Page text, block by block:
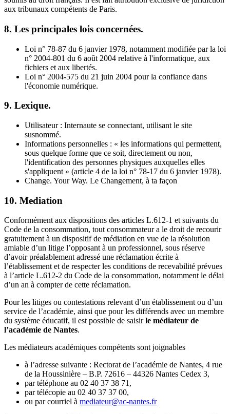
aux tribunaux compétents de Paris.
8. Les principales lois concernées.
Loi n° 78-87 du 6 janvier 1978, notamment modifiée par la loi
n° 2004-801 du 6 août 2004 relative à l'informatique, aux
fichiers et aux libertés.
Loi n° 2004-575 du 21 juin 2004 pour la confiance dans
l'économie numérique.
9. Lexique.
Utilisateur : Internaute se connectant, utilisant le site
susnommé.
Informations personnelles : « les informations qui permettent,
sous quelque forme que ce soit, directement ou non,
l'identification des personnes physiques auxquelles elles
s'appliquent » (article 4 de la loi n° 78-17 du 6 janvier 1978).
Change. Your Way. Le Changement, à ta façon
10. Mediation
Conformément aux dispositions des articles L.612-1 et suivants du
Code de la consommation, tout consommateur a le droit de recourir
gratuitement à un dispositif de médiation en vue de la résolution
amiable d’un litige l’opposant à un professionnel, sous réserve
d’avoir préalablement adressé une réclamation écrite à
l’établissement et de respecter les conditions de recevabilité prévues
à l’article L.612-2 du Code de la consommation, notamment le délai
d’un an à compter de cette réclamation.
Pour les litiges ou contestations relevant d’un établissement ou d’un
service de l’académie, ainsi que pour les différends avec un membre
du système éducatif, il est possible de saisirle médiateur de
l’académie de Nantes.
Les médiateurs académiques compétents sont joignables
à l’adresse suivante : Rectorat de l’académie de Nantes, 4 rue
de la Houssinière – B.P. 72616 – 44326 Nantes Cedex 3,
par téléphone au 02 40 37 38 71,
par télécopie au 02 40 37 37 00,
ou par courriel à mediateur@ac-nantes.fr